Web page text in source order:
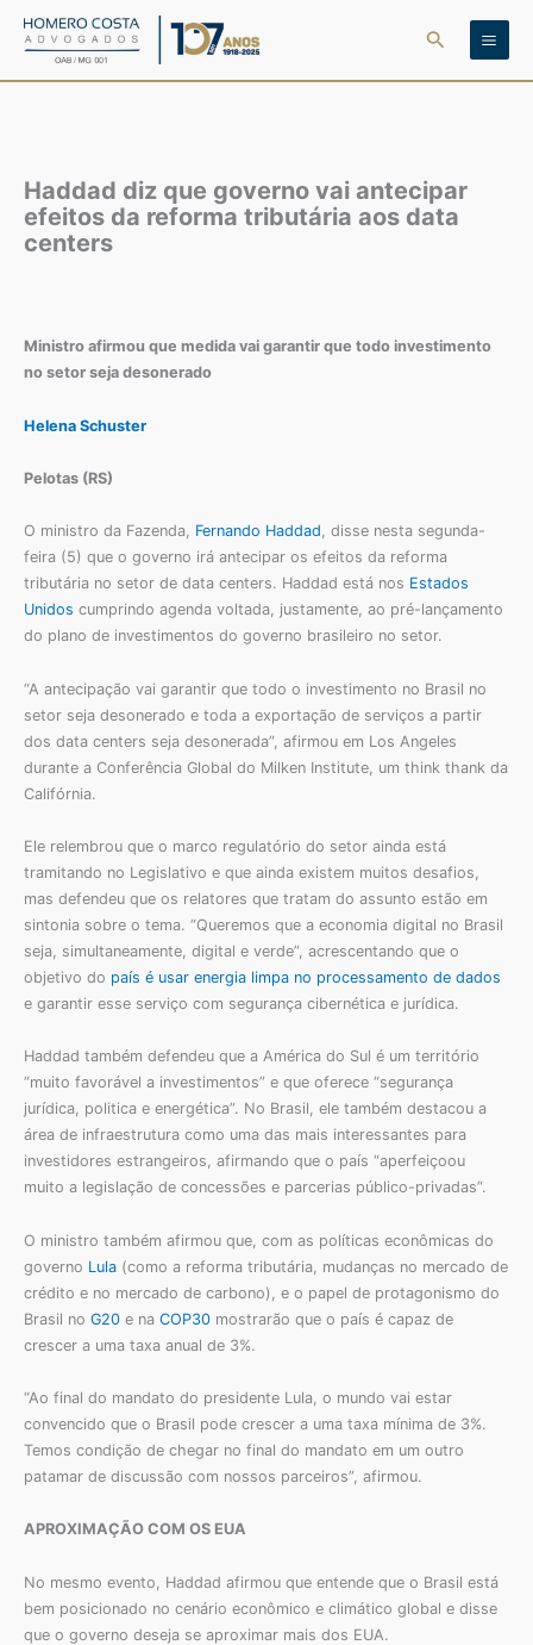
para
Pesquisar
Haddad diz que governo vai antecipar
efeitos da reforma tributária aos data
centers
Ministro afirmou que medida vai garantir que todo investimento
no setor seja desonerado
Helena Schuster
Pelotas (RS)
O ministro da Fazenda, Fernando Haddad, disse nesta segunda-
feira (5) que o governo irá antecipar os efeitos da reforma
tributária no setor de data centers. Haddad está nos Estados
Unidos cumprindo agenda voltada, justamente, ao pré-lançamento
do plano de investimentos do governo brasileiro no setor.
“A antecipação vai garantir que todo o investimento no Brasil no
setor seja desonerado e toda a exportação de serviços a partir
dos data centers seja desonerada”, afirmou em Los Angeles
durante a Conferência Global do Milken Institute, um think thank da
Califórnia.
Ele relembrou que o marco regulatório do setor ainda está
tramitando no Legislativo e que ainda existem muitos desafios,
mas defendeu que os relatores que tratam do assunto estão em
sintonia sobre o tema. “Queremos que a economia digital no Brasil
seja, simultaneamente, digital e verde”, acrescentando que o
objetivo do país é usar energia limpa no processamento de dados
e garantir esse serviço com segurança cibernética e jurídica.
Haddad também defendeu que a América do Sul é um território
“muito favorável a investimentos” e que oferece “segurança
jurídica, politica e energética”. No Brasil, ele também destacou a
área de infraestrutura como uma das mais interessantes para
investidores estrangeiros, afirmando que o país “aperfeiçoou
muito a legislação de concessões e parcerias público-privadas”.
O ministro também afirmou que, com as políticas econômicas do
governo Lula (como a reforma tributária, mudanças no mercado de
crédito e no mercado de carbono), e o papel de protagonismo do
Brasil no G20 e na COP30 mostrarão que o país é capaz de
crescer a uma taxa anual de 3%.
“Ao final do mandato do presidente Lula, o mundo vai estar
convencido que o Brasil pode crescer a uma taxa mínima de 3%.
Temos condição de chegar no final do mandato em um outro
patamar de discussão com nossos parceiros”, afirmou.
APROXIMAÇÃO COM OS EUA
No mesmo evento, Haddad afirmou que entende que o Brasil está
bem posicionado no cenário econômico e climático global e disse
que o governo deseja se aproximar mais dos EUA.